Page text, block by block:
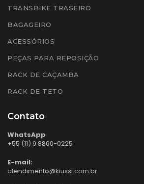
TRANSBIKE TRASEIRO
BAGAGEIRO
ACESSÓRIOS
PEÇAS PARA REPOSIÇÃO
RACK DE CAÇAMBA
RACK DE TETO
Contato
WhatsApp
+55 (11) 9 8860-0225
E-mail:
atendimento@kiussi.com.br